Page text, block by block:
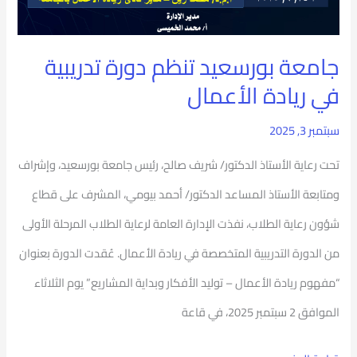
​جامعة بورسعيد تنظم دورة تدريبية
في ريادة الأعمال
سبتمبر 3, 2025
تحت رعاية الأستاذ الدكتور/ شريف صالح، رئيس جامعة بورسعيد، وإشراف
ومتابعة الأستاذ المساعد الدكتور/ أحمد بيومي، المشرف على قطاع
شؤون رعاية الطلاب، نفذت الإدارة العامة لرعاية الطلاب المرحلة الأولى
من الدورة التدريبية المتخصصة في ريادة الأعمال. ​عُقدت الدورة بعنوان
“مفهوم ريادة الأعمال – توليد الأفكار وبداية المشاريع” يوم الثلاثاء
الموافق 2 سبتمبر 2025، في قاعة
ريادة
الأعمال